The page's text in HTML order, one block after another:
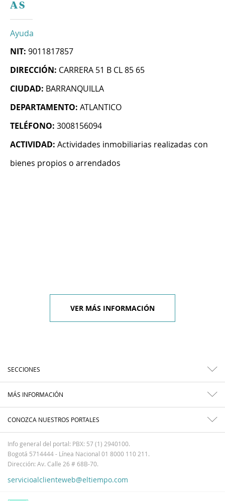
A S
Ayuda
NIT: 9011817857
DIRECCIÓN: CARRERA 51 B CL 85 65
CIUDAD: BARRANQUILLA
DEPARTAMENTO: ATLANTICO
TELÉFONO: 3008156094
ACTIVIDAD: Actividades inmobiliarias realizadas con
bienes propios o arrendados
VER MÁS INFORMACIÓN
SECCIONES
MÁS INFORMACIÓN
CONOZCA NUESTROS PORTALES
Info general del portal: PBX: 57 (1) 2940100.
Bogotá 5714444 - Línea Nacional 01 8000 110 211.
Dirección: Av. Calle 26 # 68B-70.
servicioalclienteweb@eltiempo.com